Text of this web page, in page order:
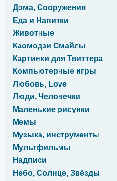
Дома, Сооружения
Еда и Напитки
Животные
Каомодзи Смайлы
Картинки для Твиттера
Компьютерные игры
Любовь, Love
Люди, Человечки
Маленькие рисунки
Мемы
Музыка, инструменты
Мультфильмы
Надписи
Небо, Солнце, Звёзды